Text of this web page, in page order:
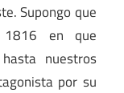
Supongo que
1816 en que
nuestros
por su